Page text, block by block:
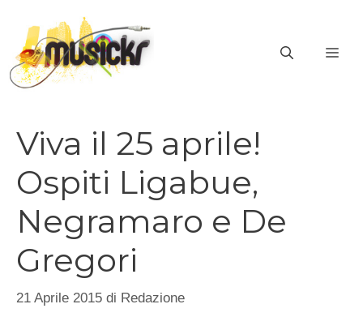
contenuto
Viva il 25 aprile!
Ospiti Ligabue,
Negramaro e De
Gregori
21 Aprile 2015 di Redazione